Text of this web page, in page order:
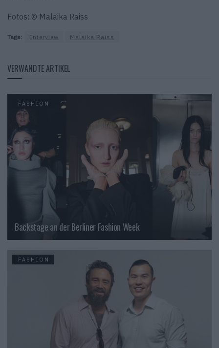
Fotos: © Malaika Raiss
Tags: Interview Malaika Raiss
VERWANDTE ARTIKEL
FASHION
Backstage an der Berliner Fashion Week
FASHION